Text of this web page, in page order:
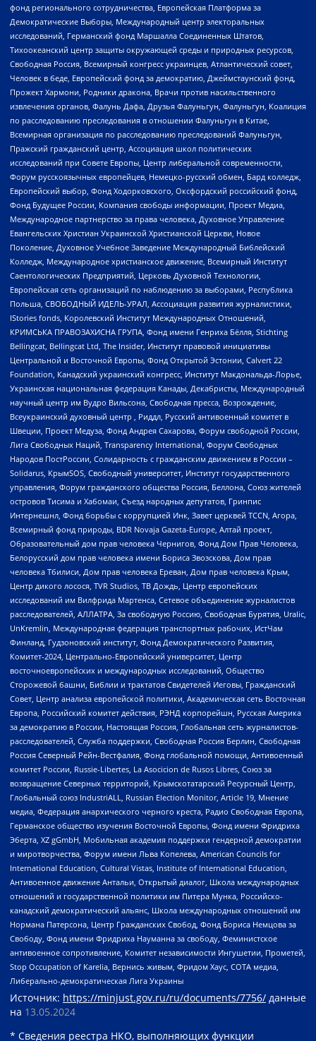
фонд регионального сотрудничества, Европейская Платформа за
Демократические Выборы, Международный центр электоральных
исследований, Германский фонд Маршалла Соединенных Штатов,
Тихоокеанский центр защиты окружающей среды и природных ресурсов,
Свободная Россия, Всемирный конгресс украинцев, Атлантический совет,
Человек в беде, Европейский фонд за демократию, Джеймстаунский фонд,
Прожект Хармони, Родники дракона, Врачи против насильственного
извлечения органов, Фалунь Дафа, Друзья Фалуньгун, Фалуньгун, Коалиция
по расследованию преследования в отношении Фалуньгун в Китае,
Всемирная организация по расследованию преследований Фалуньгун,
Пражский гражданский центр, Ассоциация школ политических
исследований при Совете Европы, Центр либеральной современности,
Форум русскоязычных европейцев, Немецко-русский обмен, Бард колледж,
Европейский выбор, Фонд Ходорковского, Оксфордский российский фонд,
Фонд Будущее России, Компания свободы информации, Проект Медиа,
Международное партнерство за права человека, Духовное Управление
Евангельских Христиан Украинской Христианской Церкви, Новое
Поколение, Духовное Учебное Заведение Международный Библейский
Колледж, Международное христианское движение, Всемирный Институт
Саентологических Предприятий, Церковь Духовной Технологии,
Европейская сеть организаций по наблюдению за выборами, Республика
Польша, СВОБОДНЫЙ ИДЕЛЬ-УРАЛ, Ассоциация развития журналистики,
IStories fonds, Королевский Институт Международных Отношений,
КРИМСЬКА ПРАВОЗАХИСНА ГРУПА, Фонд имени Генриха Бёлля, Stichting
Bellingcat, Bellingcat Ltd, The Insider, Институт правовой инициативы
Центральной и Восточной Европы, Фонд Открытой Эстонии, Calvert 22
Foundation, Канадский украинский конгресс, Институт Макдональда-Лорье,
Украинская национальная федерация Канады, Декабристы, Международный
научный центр им Вудро Вильсона, Свободная пресса, Возрождение,
Всеукраинский духовный центр , Риддл, Русский антивоенный комитет в
Швеции, Проект Медуза, Фонд Андрея Сахарова, Форум свободной России,
Лига Свободных Наций, Transparеncy International, Форум Свободных
Народов ПостРоссии, Солидарность с гражданским движением в России –
Solidarus, КрымSOS, Свободный университет, Институт государственного
управления, Форум гражданского общества Россия, Беллона, Союз жителей
островов Тисима и Хабомаи, Съезд народных депутатов, Гринпис
Интернешнл, Фонд борьбы с коррупцией Инк, Завет церквей TCCN, Агора,
Всемирный фонд природы, BDR Novaja Gazeta-Europe, Алтай проект,
Образовательный дом прав человека Чернигов, Фонд Дом Прав Человека,
Белорусский дом прав человека имени Бориса Звозскова, Дом прав
человека Тбилиси, Дом прав человека Ереван, Дом прав человека Крым,
Центр дикого лосося, TVR Studios, ТВ Дождь, Центр европейских
исследований им Вилфрида Мартенса, Сетевое объединение журналистов
расследователей, АЛЛАТРА, За свободную Россию, Свободная Бурятия, Uralic,
UnKremlin, Международная федерация транспортных рабочих, ИстЧам
Финланд, Гудзоновский институт, Фонд Демократического Развития,
Комитет-2024, Центрально-Европейский университет, Центр
восточноевропейских и международных исследований, Общество
Сторожевой башни, Библии и трактатов Свидетелей Иеговы, Гражданский
Совет, Центр анализа европейской политики, Академическая сеть Восточная
Европа, Российский комитет действия, РЭНД корпорейшн, Русская Америка
за демократию в России, Настоящая Россия, Глобальная сеть журналистов-
расследователей, Служба поддержки, Свободная Россия Берлин, Свободная
Россия Северный Рейн-Вестфалия, Фонд глобальной помощи, Антивоенный
комитет России, Russie-Libertes, La Asocicion de Rusos Libres, Союз за
возвращение Северных территорий, Крымскотатарский Ресурсный Центр,
Глобальный союз IndustriALL, Russian Election Monitor, Article 19, Мнение
медиа, Федерация анархического черного креста, Радио Свободная Европа,
Германское общество изучения Восточной Европы, Фонд имени Фридриха
Эберта, XZ gGmbH, Мобильная академия поддержки гендерной демократии
и миротворчества, Форум имени Льва Копелева, American Councils for
International Education, Cultural Vistas, Institute of International Education,
Антивоенное движение Антальи, Открытый диалог, Школа международных
отношений и государственной политики им Питера Мунка, Российско-
канадский демократический альянс, Школа международных отношений им
Нормана Патерсона, Центр Гражданских Свобод, Фонд Бориса Немцова за
Свободу, Фонд имени Фридриха Науманна за свободу, Феминистское
антивоенное сопротивление, Комитет независимости Ингушетии, Прометей,
Stop Occupation of Karelia, Вернись живым, Фридом Хаус, СОТА медиа,
Либерально-демократическая Лига Украины
Источник: https://minjust.gov.ru/ru/documents/7756/ данные
на 13.05.2024
* Сведения реестра НКО, выполняющих функции